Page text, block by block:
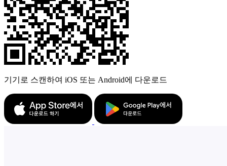
기기로 스캔하여 iOS 또는 Android에 다운로드